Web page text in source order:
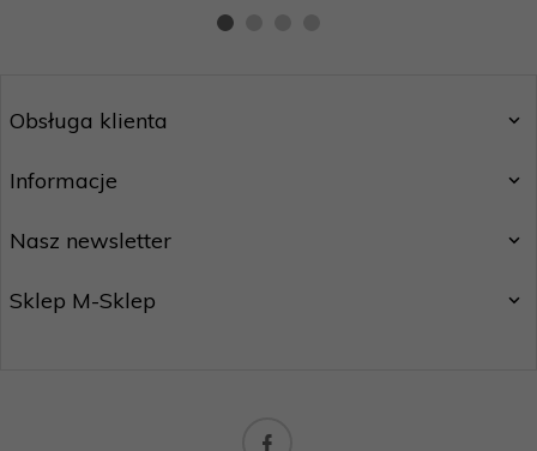
Obsługa klienta
Informacje
Nasz newsletter
Sklep M-Sklep